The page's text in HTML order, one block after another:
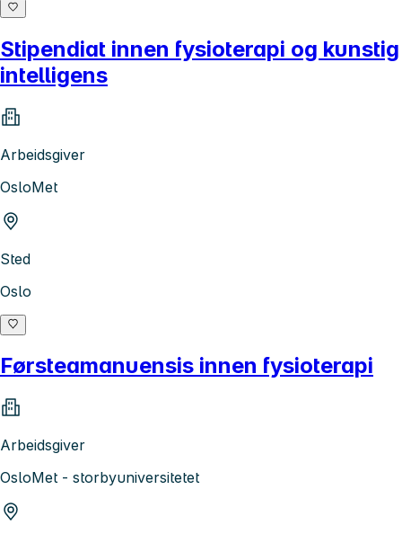
Stipendiat innen fysioterapi og kunstig
intelligens
Arbeidsgiver
OsloMet
Sted
Oslo
Førsteamanuensis innen fysioterapi
Arbeidsgiver
OsloMet - storbyuniversitetet